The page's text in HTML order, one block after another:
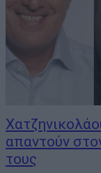
απαντούν
τους